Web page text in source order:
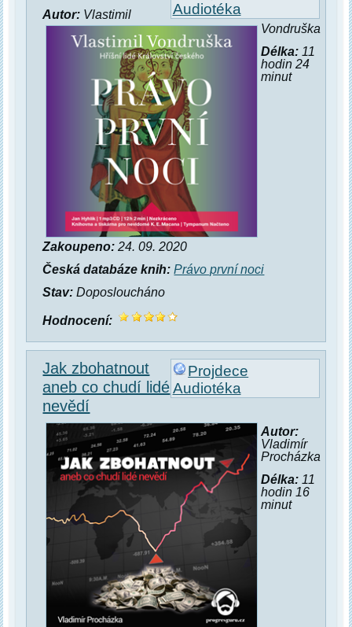
Audiotéka
Autor: Vlastimil
Vondruška
Délka:11
hodin 24
minut
Zakoupeno: 24. 09. 2020
Česká databáze knih: Právo první noci
Stav: Doposloucháno
Hodnocení:
Projdece
Audiotéka
Jak zbohatnout
aneb co chudí lidé
nevědí
Autor:
Vladimír
Procházka
Délka:11
hodin 16
minut